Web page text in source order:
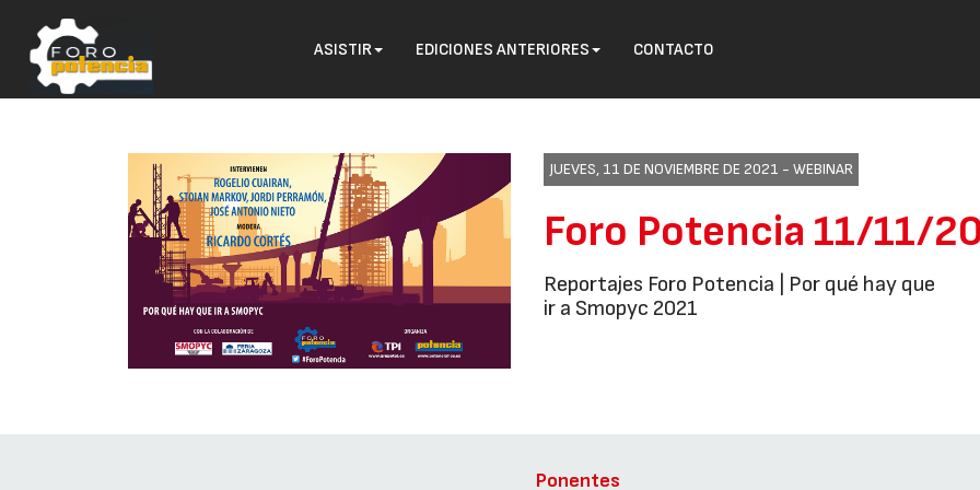
ASISTIR EDICIONES ANTERIORES CONTACTO
JUEVES, 11 DE NOVIEMBRE DE 2021 - WEBINAR
Foro Potencia 11/11/
Reportajes Foro Potencia | Por qué hay que
ir a Smopyc 2021
Ponentes